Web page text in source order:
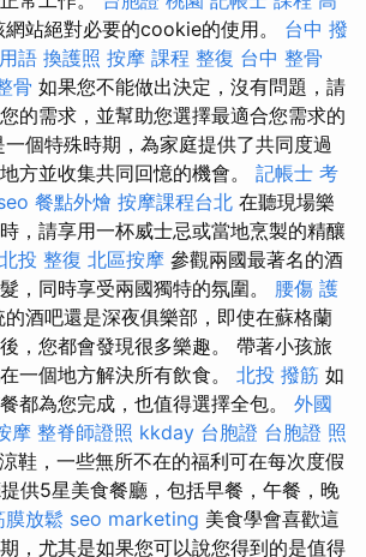
站絕對必要的cookie的使用。 台中 撥
語 換護照 按摩 課程 整復 台中 整骨
骨 如果您不能做出決定，沒有問題，請
的需求，並幫助您選擇最適合您需求的
個特殊時期，為家庭提供了共同度過
方並收集共同回憶的機會。 記帳士 考
餐點外燴 按摩課程台北 在聽現場樂
，請享用一杯威士忌或當地烹製的精釀
北投 整復 北區按摩 參觀兩國最著名的酒
，同時享受兩國獨特的氛圍。 腰傷 護
的酒吧還是深夜俱樂部，即使在蘇格蘭
，您都會發現很多樂趣。 帶著小孩旅
一個地方解決所有飲食。 北投 撥筋 如
都為您完成，也值得選擇全包。 外國
摩 整脊師證照 kkday 台胞證 台胞證 照
鞋，一些無所不在的福利可在每次度假
供5星美食餐廳，包括早餐，午餐，晚
膜放鬆 seo marketing 美食學會喜歡這
，尤其是如果您可以說您得到的是值得